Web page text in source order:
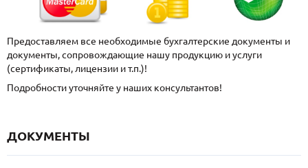
Предоставляем все необходимые бухгалтерские документы и
документы, сопровождающие нашу продукцию и услуги
(сертификаты, лицензии и т.п.)!
Подробности уточняйте у наших консультантов!
ДОКУМЕНТЫ